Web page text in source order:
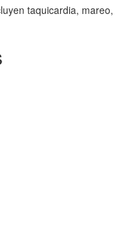
taquicardia, mareo,